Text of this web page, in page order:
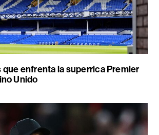
que enfrenta la superrica Premier
Unido